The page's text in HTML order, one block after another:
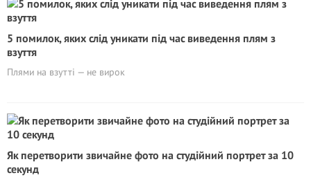
5 помилок, яких слід уникати під час виведення плям з
взуття
Плями на взутті — не вирок
Як перетворити звичайне фото на студійний портрет за 10
секунд